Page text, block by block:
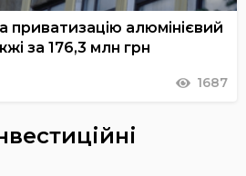
алюмінієвий
за 176,3 млн грн
1687